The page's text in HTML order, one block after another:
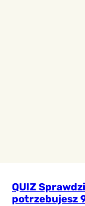
QUIZ
potrzebujesz